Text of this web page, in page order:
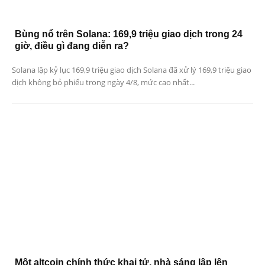
Bùng nổ trên Solana: 169,9 triệu giao dịch trong 24
giờ, điều gì đang diễn ra?
Solana lập kỷ lục 169,9 triệu giao dịch Solana đã xử lý 169,9 triệu giao
dịch không bỏ phiếu trong ngày 4/8, mức cao nhất...
Một altcoin chính thức khai tử, nhà sáng lập lên